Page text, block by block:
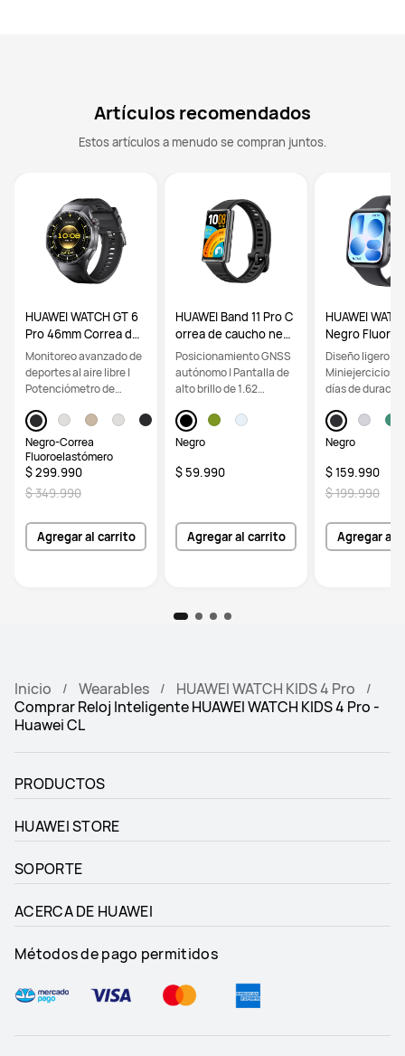
Artículos recomendados
Estos artículos a menudo se compran juntos.
HUAWEI WATCH GT 6
Pro 46mm Correa de
Fluoroelastómero, Ne
gro, Hasta 21 días, Po
tenciómetro para cicli
Monitoreo avanzado de
deportes al aire libre |
Potenciómetro de
Batería de hasta 21 días
Negro-Correa
Fluoroelastómero
$ 299.990
$ 349.990
Agregar al carrito
HUAWEI Band 11 Pro C
orrea de caucho negr
o, Caja de aleación de
aluminio, Pantalla de
1.62”, GPS de alta prec
o de sueño
Posicionamiento GNSS
autónomo | Pantalla de
alto brillo de 1.62
mejorado del sueño
Negro
$ 59.990
Agregar al carrito
HUAWEI
Negro
er Strap,
de batería,
e con iOS y
Diseño ligero |
Miniejercicios |
días de
Negro
$ 159.990
$ 199.990
Agregar al
Inicio Wearables
HUAWEI WATCH KIDS 4 Pro
Comprar Reloj Inteligente HUAWEI WATCH KIDS 4 Pro -
Huawei CL
PRODUCTOS
HUAWEI STORE
SOPORTE
ACERCA DE HUAWEI
Métodos de pago permitidos